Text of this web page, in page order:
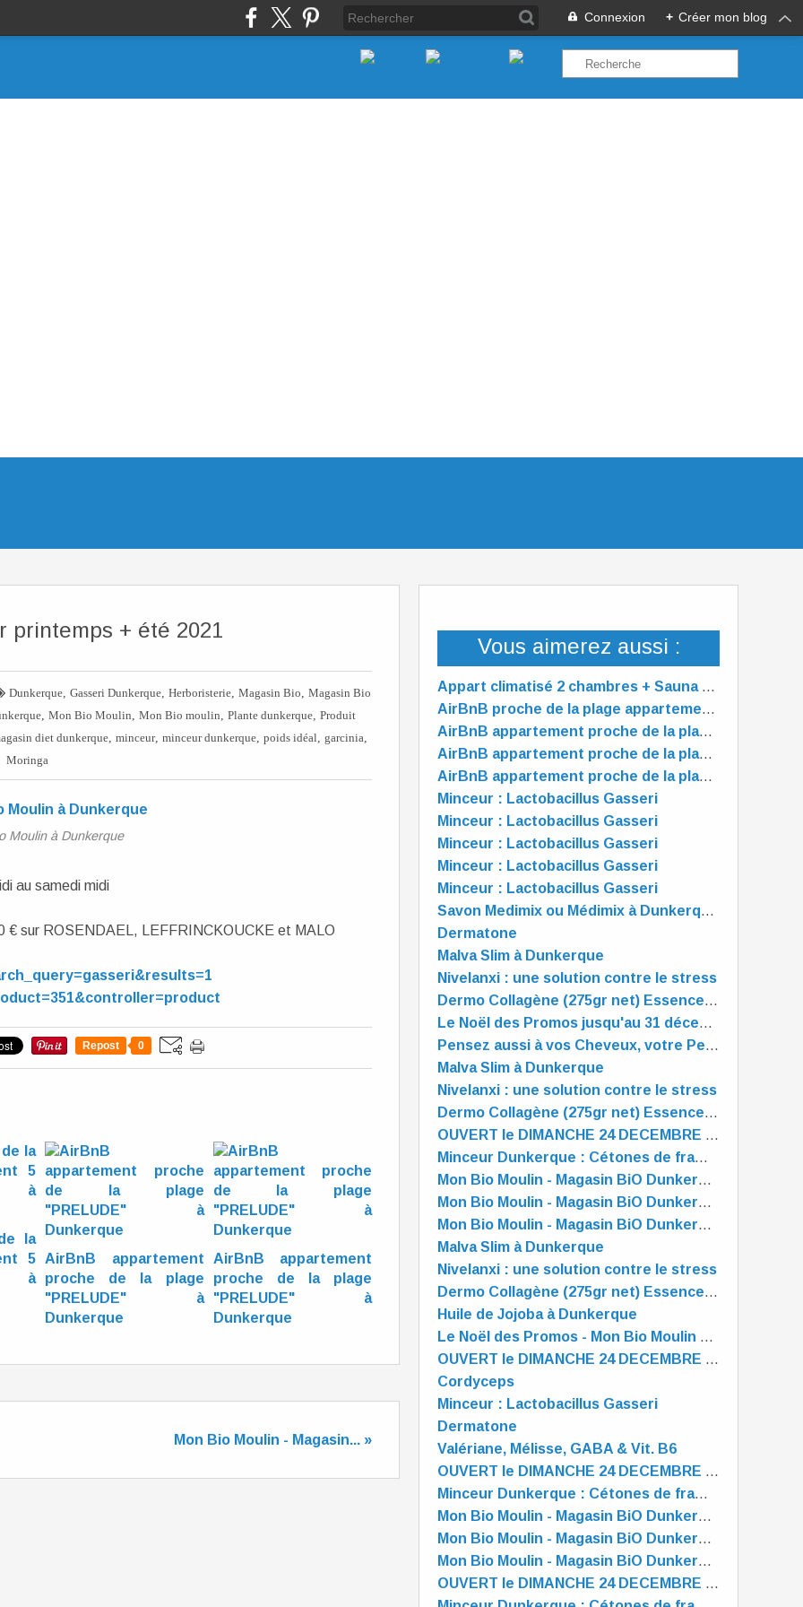
Connexion + Créer mon blog
Vous aimerez aussi :
Appart climatisé 2 chambres + Sauna à 5mn/plage. Animaux acceptés. 7 nuits Maxi
AirBnB proche de la plage appartement 5 🌟"PRELUDE" à Dunkerque
AirBnB appartement proche de la plage "PRELUDE" à Dunkerque
AirBnB appartement proche de la plage "PRELUDE" à Dunkerque
AirBnB appartement proche de la plage "PRELUDE" à Dunkerque
Minceur : Lactobacillus Gasseri
Minceur : Lactobacillus Gasseri
Minceur : Lactobacillus Gasseri
Minceur : Lactobacillus Gasseri
Minceur : Lactobacillus Gasseri
Savon Medimix ou Médimix à Dunkerque - Mon Bio Moulin à Dunkerque
Dermatone
Malva Slim à Dunkerque
Nivelanxi : une solution contre le stress
Dermo Collagène (275gr net) Essence Pure
Le Noël des Promos jusqu'au 31 décembre - Mon Bio Moulin à Dunkerque
Pensez aussi à vos Cheveux, votre Peau et vos Ongles !
Malva Slim à Dunkerque
Nivelanxi : une solution contre le stress
Dermo Collagène (275gr net) Essence Pure
OUVERT le DIMANCHE 24 DECEMBRE de 10 à 13 heures
Minceur Dunkerque : Cétones de framboise
Mon Bio Moulin - Magasin BiO Dunkerque - est OUVERT tout l'été
Mon Bio Moulin - Magasin BiO Dunkerque - est OUVERT tout l'été
Mon Bio Moulin - Magasin BiO Dunkerque - est OUVERT tout l'été
Malva Slim à Dunkerque
Nivelanxi : une solution contre le stress
Dermo Collagène (275gr net) Essence Pure
Huile de Jojoba à Dunkerque
Le Noël des Promos - Mon Bio Moulin à Dunkerque
OUVERT le DIMANCHE 24 DECEMBRE de 10 à 13 heures
Cordyceps
Minceur : Lactobacillus Gasseri
Dermatone
Valériane, Mélisse, GABA & Vit. B6
OUVERT le DIMANCHE 24 DECEMBRE de 10 à 13 heures
Minceur Dunkerque : Cétones de framboise
Mon Bio Moulin - Magasin BiO Dunkerque - est OUVERT tout l'été
Mon Bio Moulin - Magasin BiO Dunkerque - est OUVERT tout l'été
Mon Bio Moulin - Magasin BiO Dunkerque - est OUVERT tout l'été
OUVERT le DIMANCHE 24 DECEMBRE de 10 à 13 heures
printemps + été 2021
Dunkerque Gasseri Dunkerque Herboristerie Magasin Bio
Magasin Bio
Mon Bio Moulin Mon Bio moulin Plante dunkerque
Produit
diet dunkerque, minceur, minceur dunkerque, poids idéal garcinia
Moringa
Moulin à Dunkerque
au samedi midi
€ sur ROSENDAEL, LEFFRINCKOUCKE et MALO
Repost 0
la
5
à
AirBnB appartement
proche de la plage
"PRELUDE" à
Dunkerque
AirBnB appartement
proche de la plage
"PRELUDE" à
Dunkerque
Mon Bio Moulin - Magasin... »